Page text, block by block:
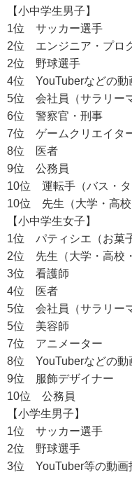
【小中学生男子】
1位 サッカー選手
2位 エンジニア・プロ
2位 野球選手
4位 YouTuberなどの動
5位 会社員（サラリー
6位 警察官・刑事
7位 ゲームクリエイタ
8位 医者
9位 公務員
10位 運転手（バス・タ
10位 先生（大学・高校
【小中学生女子】
1位 パティシエ（お菓
2位 先生（大学・高校
3位 看護師
4位 医者
5位 会社員（サラリー
5位 美容師
7位 アニメーター
8位 YouTuberなどの動
9位 服飾デザイナー
10位 公務員
【小学生男子】
1位 サッカー選手
2位 野球選手
3位 YouTuber等の動画